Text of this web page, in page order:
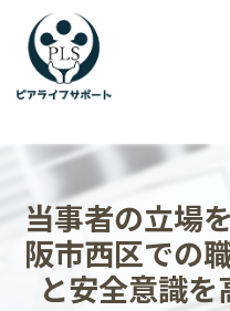
当事者の立場
阪市西区での
と安全意識